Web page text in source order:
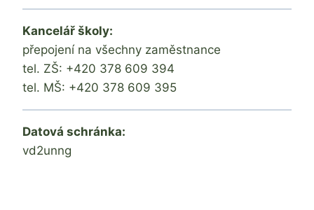
Kancelář školy:
přepojení na všechny zaměstnance
tel. ZŠ: +420 378 609 394
tel. MŠ: +420 378 609 395
Datová schránka:
vd2unng